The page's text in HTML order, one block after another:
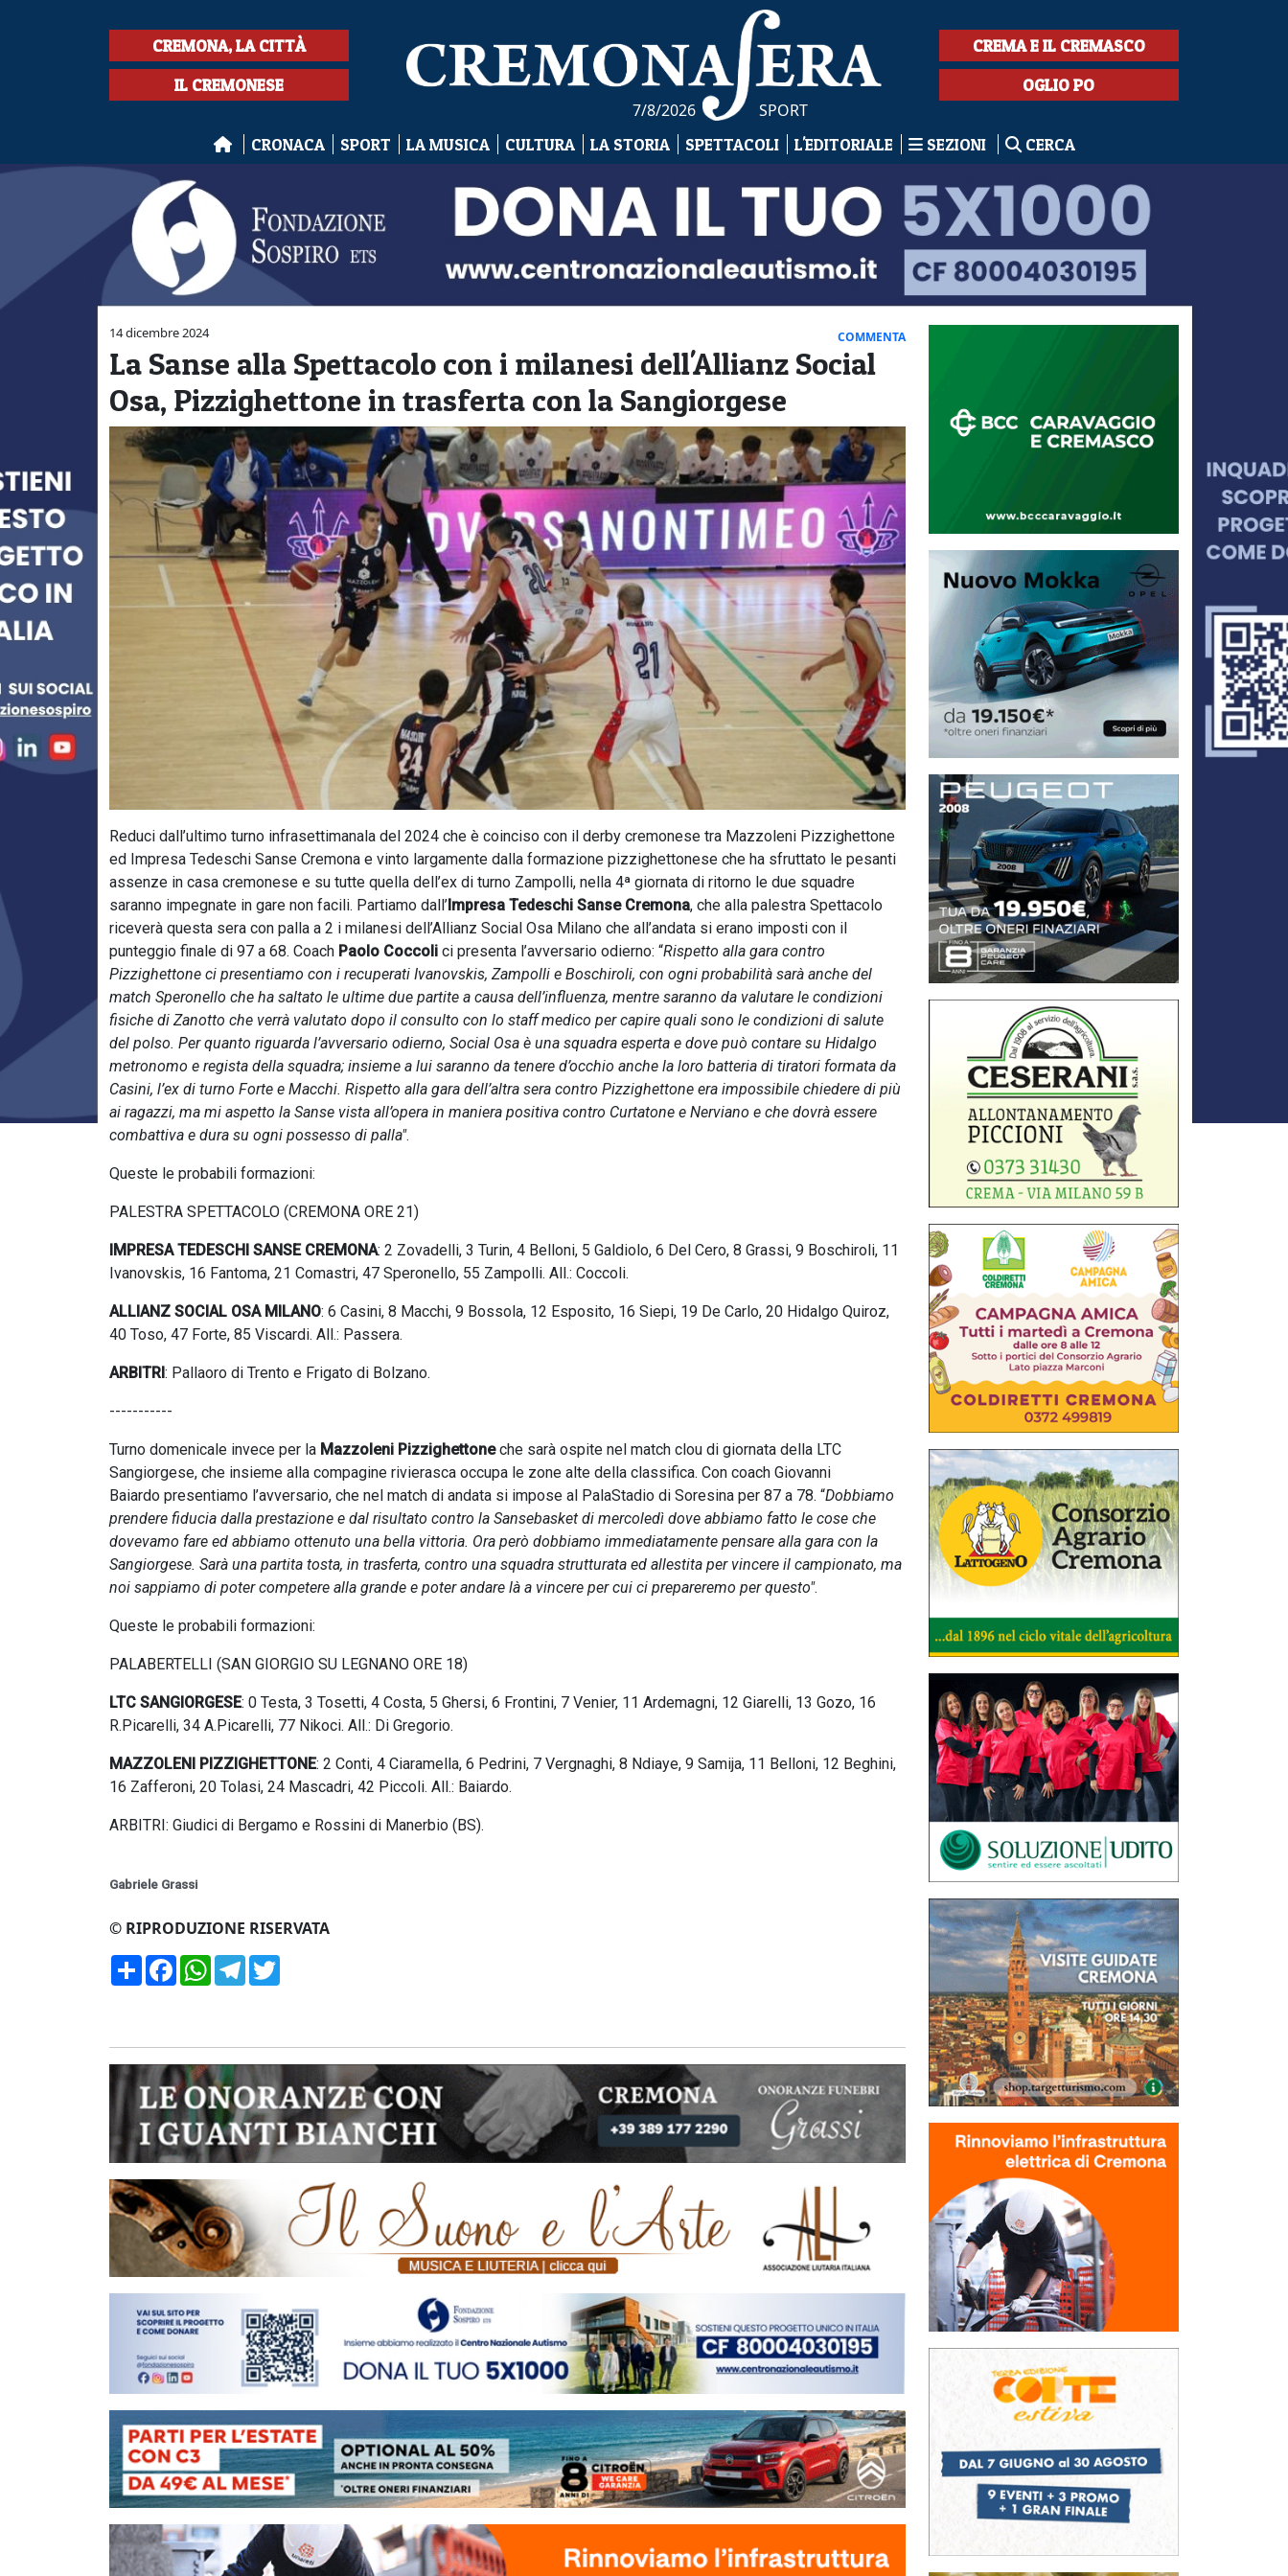
CREMONA, LA CITTÀ
IL CREMONESE
7/8/2026 SPORT
CREMA E IL CREMASCO
OGLIO PO
CRONACA SPORT LA MUSICA CULTURA LA STORIA SPETTACOLI L'EDITORIALE SEZIONI CERCA
14 dicembre 2024 COMMENTA
La Sanse alla Spettacolo con i milanesi dell'Allianz Social
Osa, Pizzighettone in trasferta con la Sangiorgese
Reduci dall’ultimo turno infrasettimanala del 2024 che è coinciso con il derby cremonese tra Mazzoleni Pizzighettone
ed Impresa Tedeschi Sanse Cremona e vinto largamente dalla formazione pizzighettonese che ha sfruttato le pesanti
assenze in casa cremonese e su tutte quella dell’ex di turno Zampolli, nella 4ª giornata di ritorno le due squadre
saranno impegnate in gare non facili. Partiamo dall’Impresa Tedeschi Sanse Cremona, che alla palestra Spettacolo
riceverà questa sera con palla a 2 i milanesi dell’Allianz Social Osa Milano che all’andata si erano imposti con il
punteggio finale di 97 a 68. Coach Paolo Coccoli ci presenta l’avversario odierno: “Rispetto alla gara contro
Pizzighettone ci presentiamo con i recuperati Ivanovskis, Zampolli e Boschiroli, con ogni probabilità sarà anche del
match Speronello che ha saltato le ultime due partite a causa dell’influenza, mentre saranno da valutare le condizioni
fisiche di Zanotto che verrà valutato dopo il consulto con lo staff medico per capire quali sono le condizioni di salute
del polso. Per quanto riguarda l’avversario odierno, Social Osa è una squadra esperta e dove può contare su Hidalgo
metronomo e regista della squadra; insieme a lui saranno da tenere d’occhio anche la loro batteria di tiratori formata da
Casini, l’ex di turno Forte e Macchi. Rispetto alla gara dell’altra sera contro Pizzighettone era impossibile chiedere di più
ai ragazzi, ma mi aspetto la Sanse vista all’opera in maniera positiva contro Curtatone e Nerviano e che dovrà essere
combattiva e dura su ogni possesso di palla".
Queste le probabili formazioni:
PALESTRA SPETTACOLO (CREMONA ORE 21)
IMPRESA TEDESCHI SANSE CREMONA: 2 Zovadelli, 3 Turin, 4 Belloni, 5 Galdiolo, 6 Del Cero, 8 Grassi, 9 Boschiroli, 11
Ivanovskis, 16 Fantoma, 21 Comastri, 47 Speronello, 55 Zampolli. All.: Coccoli.
ALLIANZ SOCIAL OSA MILANO: 6 Casini, 8 Macchi, 9 Bossola, 12 Esposito, 16 Siepi, 19 De Carlo, 20 Hidalgo Quiroz,
40 Toso, 47 Forte, 85 Viscardi. All.: Passera.
ARBITRI: Pallaoro di Trento e Frigato di Bolzano.
-----------
Turno domenicale invece per la Mazzoleni Pizzighettoneche sarà ospite nel match clou di giornata della LTC
Sangiorgese, che insieme alla compagine rivierasca occupa le zone alte della classifica. Con coach Giovanni
Baiardo presentiamo l’avversario, che nel match di andata si impose al PalaStadio di Soresina per 87 a 78. “Dobbiamo
prendere fiducia dalla prestazione e dal risultato contro la Sansebasket di mercoledì dove abbiamo fatto le cose che
dovevamo fare ed abbiamo ottenuto una bella vittoria. Ora però dobbiamo immediatamente pensare alla gara con la
Sangiorgese. Sarà una partita tosta, in trasferta, contro una squadra strutturata ed allestita per vincere il campionato, ma
noi sappiamo di poter competere alla grande e poter andare là a vincere per cui ci prepareremo per questo".
Queste le probabili formazioni:
PALABERTELLI (SAN GIORGIO SU LEGNANO ORE 18)
LTC SANGIORGESE: 0 Testa, 3 Tosetti, 4 Costa, 5 Ghersi, 6 Frontini, 7 Venier, 11 Ardemagni, 12 Giarelli, 13 Gozo, 16
R.Picarelli, 34 A.Picarelli, 77 Nikoci. All.: Di Gregorio.
MAZZOLENI PIZZIGHETTONE: 2 Conti, 4 Ciaramella, 6 Pedrini, 7 Vergnaghi, 8 Ndiaye, 9 Samija, 11 Belloni, 12 Beghini,
16 Zafferoni, 20 Tolasi, 24 Mascadri, 42 Piccoli. All.: Baiardo.
ARBITRI: Giudici di Bergamo e Rossini di Manerbio (BS).
Gabriele Grassi
© RIPRODUZIONE RISERVATA
CondividiFacebookWhatsApp
Telegram